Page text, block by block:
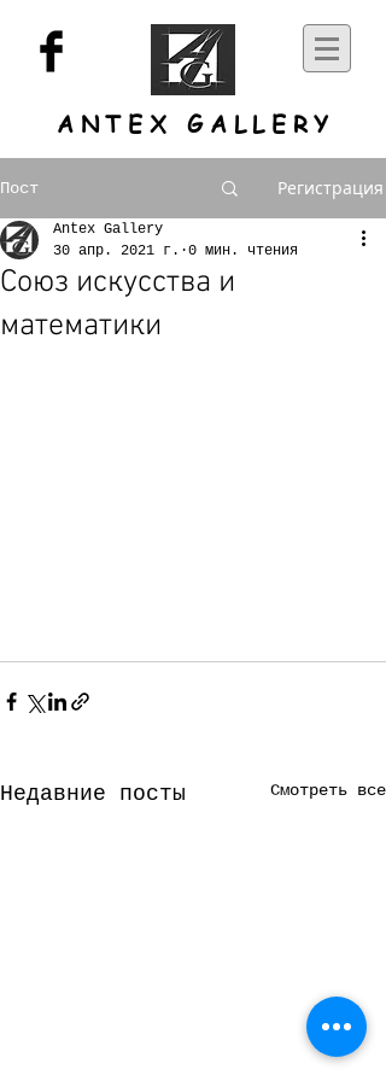
ANTEX GALLERY
Пост Регистрация
Союз искусства и
математики
Antex Gallery
30 апр. 2021 г.
0 мин. чтения
Недавние посты Смотреть все